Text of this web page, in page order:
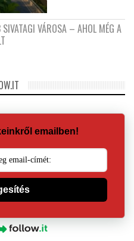
SIVATAGI VÁROSA – AHOL MÉG A
emailben!